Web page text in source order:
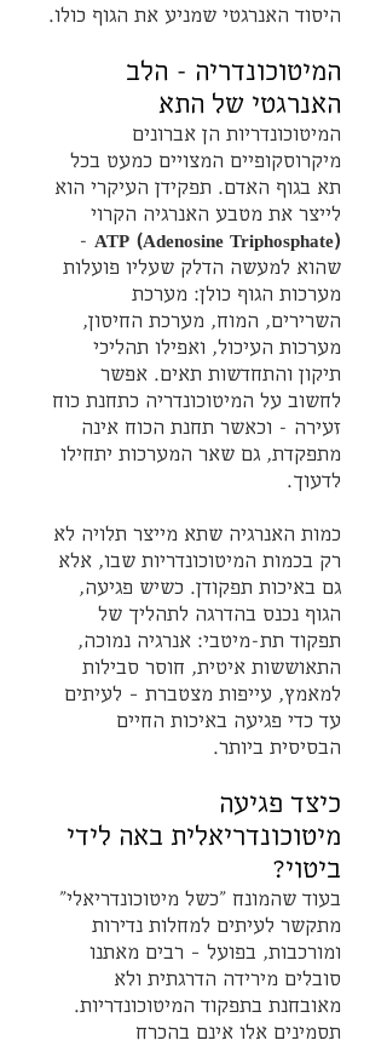
היסוד האנרגטי שמניע את הגוף כולו.
המיטוכונדריה - הלב
האנרגטי של התא
המיטוכונדריות הן אברונים
מיקרוסקופיים המצויים כמעט בכל
תא בגוף האדם. תפקידן העיקרי הוא
לייצר את מטבע האנרגיה הקרוי
(ATP (Adenosine Triphosphate
-
שהוא למעשה הדלק שעליו פועלות
מערכות הגוף כולן: מערכת
השרירים, המוח, מערכת החיסון,
מערכות העיכול, ואפילו תהליכי
תיקון והתחדשות תאים. אפשר
לחשוב על המיטוכונדריה כתחנת כוח
זעירה - וכאשר תחנת הכוח אינה
מתפקדת, גם שאר המערכות יתחילו
לדעוך.
כמות האנרגיה שתא מייצר תלויה לא
רק בכמות המיטוכונדריות שבו, אלא
גם באיכות תפקודן. כשיש פגיעה,
הגוף נכנס בהדרגה לתהליך של
תפקוד תת-מיטבי: אנרגיה נמוכה,
התאוששות איטית, חוסר סבילות
למאמץ, עייפות מצטברת – לעיתים
עד כדי פגיעה באיכות החיים
הבסיסית ביותר.
כיצד פגיעה
מיטוכונדריאלית באה לידי
ביטוי?
בעוד שהמונח "כשל מיטוכונדריאלי"
מתקשר לעיתים למחלות נדירות
ומורכבות, בפועל – רבים מאתנו
סובלים מירידה הדרגתית ולא
מאובחנת בתפקוד המיטוכונדריות.
תסמינים אלו אינם בהכרח